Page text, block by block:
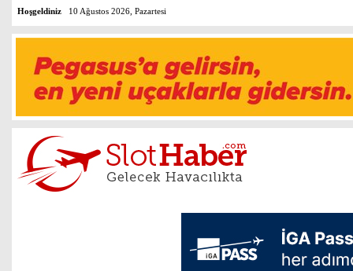
Hoşgeldiniz 10 Ağustos 2026, Pazartesi